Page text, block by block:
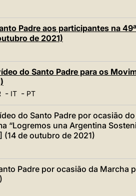
Padre aos participantes na
de 2021)
do Santo Padre para os
- IT- PT
do Santo Padre por ocasião
“Logremos una Argentina
(14 de outubro de 2021)
Padre por ocasião da Marcha